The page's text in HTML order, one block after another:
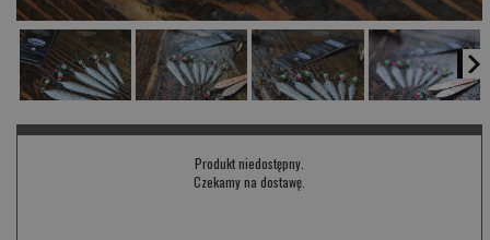
Produkt niedostępny.
Czekamy na dostawę.